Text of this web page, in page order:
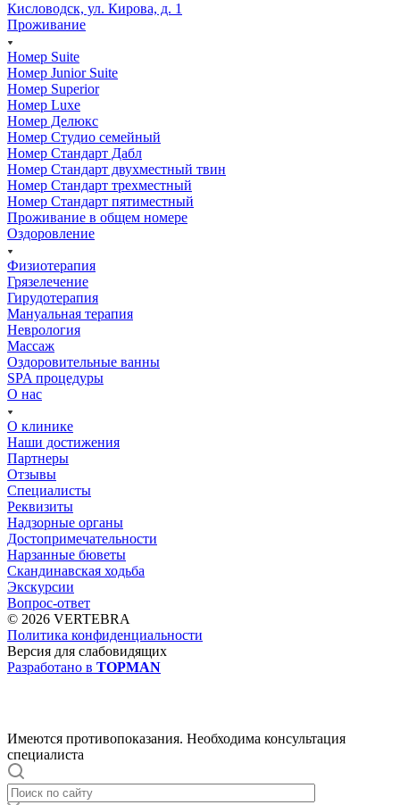
Кисловодск, ул. Кирова, д. 1
Проживание
Номер Suite
Номер Junior Suite
Номер Superior
Номер Luxe
Номер Делюкс
Номер Студио семейный
Номер Стандарт Дабл
Номер Стандарт двухместный твин
Номер Стандарт трехместный
Номер Стандарт пятиместный
Проживание в общем номере
Оздоровление
Физиотерапия
Грязелечение
Гирудотерапия
Мануальная терапия
Неврология
Массаж
Оздоровительные ванны
SPA процедуры
О нас
О клинике
Наши достижения
Партнеры
Отзывы
Специалисты
Реквизиты
Надзорные органы
Достопримечательности
Нарзанные бюветы
Скандинавская ходьба
Экскурсии
Вопрос-ответ
© 2026 VERTEBRA
Политика конфиденциальности
Версия для слабовидящих
Разработано в TOPMAN
Имеются противопоказания. Необходима консультация
специалиста